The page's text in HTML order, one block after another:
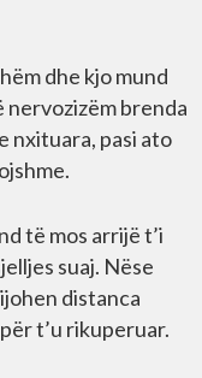
dhe kjo mund
nervozizëm brenda
nxituara, pasi ato
të mos arrijë t’i
suaj. Nëse
distanca
t’u rikuperuar.